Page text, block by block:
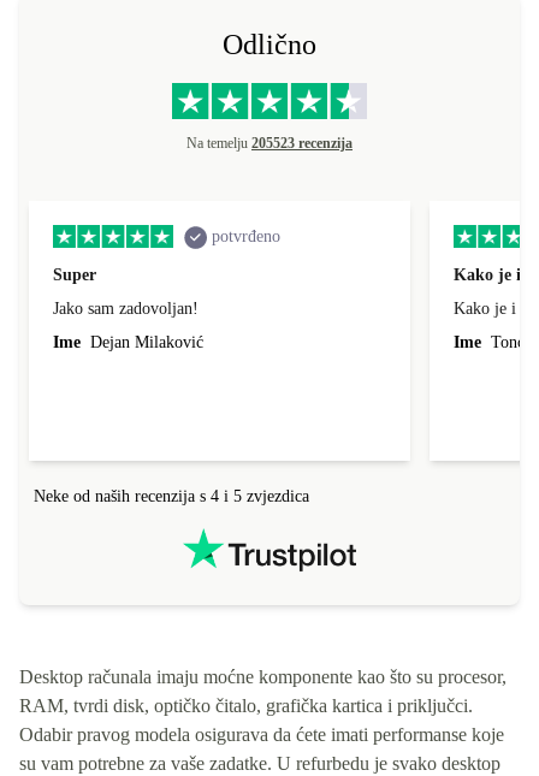
Odlično
Na temelju 205523 recenzija
potvrđeno
Super
Jako sam zadovoljan!
Ime Dejan Milaković
Kako je i
Kako je i
Ime Tonci
Neke od naših recenzija s 4 i 5 zvjezdica
Desktop računala imaju moćne komponente kao što su procesor,
RAM, tvrdi disk, optičko čitalo, grafička kartica i priključci.
Odabir pravog modela osigurava da ćete imati performanse koje
su vam potrebne za vaše zadatke. U refurbedu je svako desktop